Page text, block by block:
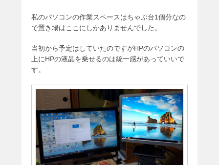
私のパソコンの作業スペースはちゃぶ台1個分なの
で置き場はここにしかありませんでした。
当初から予定はしていたのですがHPのパソコンの
上にHPの液晶を乗せるのは統一感があっていいで
す。